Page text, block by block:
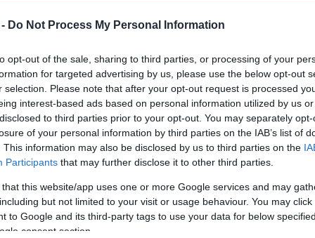
Do Not Process My Personal Information
opt-out of the sale, sharing to third parties, or processing of your
for targeted advertising by us, please use the below opt-out
selection. Please note that after your opt-out request is processed
interest-based ads based on personal information utilized by us
to third parties prior to your opt-out. You may separately
of your personal information by third parties on the IAB’s list of
This information may also be disclosed by us to third parties on the
Participants that may further disclose it to other third parties.
that this website/app uses one or more Google services and may
but not limited to your visit or usage behaviour. You may
to Google and its third-party tags to use your data for below
consent section.
másikba. Hangsúlyozta, hogy egy város
környezetbarát közlekedés előnyben
vezérigazgató kiemelte a hétvégi autómentes
a forgalom elől. Szombaton másik két
Széchenyi tér-József Attila utca-Andrássy út-
majd az autósok. Az Andrássy úton
csuklós buszt, az 5-ös vonalon szolgálatot
180-as veterán Ikarusban busztörténeti
pedig azt is kipróbálhatják az érdeklődők, hogy